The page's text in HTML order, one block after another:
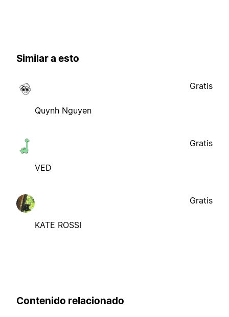
Similar a esto
Quynh Nguyen
Gratis
VED
Gratis
KATE ROSSI
Gratis
Contenido relacionado